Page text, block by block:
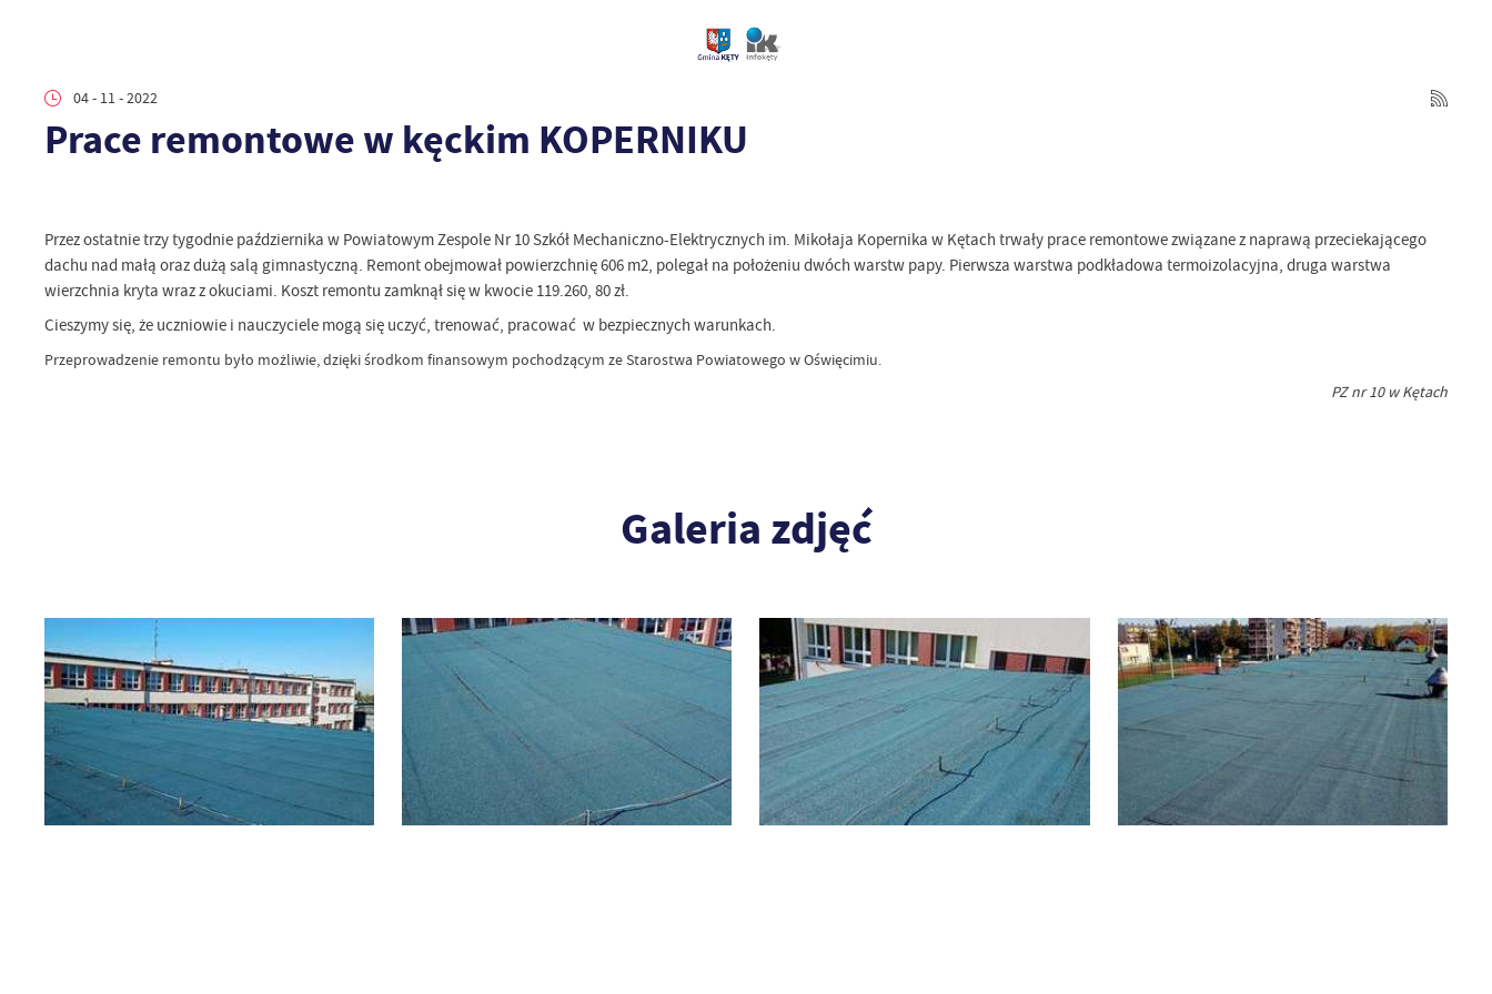
04 - 11 - 2022
Prace remontowe w kęckim KOPERNIKU
Przez ostatnie trzy tygodnie października w Powiatowym Zespole Nr 10 Szkół Mechaniczno-Elektrycznych im. Mikołaja Kopernika w Kętach trwały prace remontowe związane z naprawą przeciekającego
dachu nad małą oraz dużą salą gimnastyczną. Remont obejmował powierzchnię 606 m2, polegał na położeniu dwóch warstw papy. Pierwsza warstwa podkładowa termoizolacyjna, druga warstwa
wierzchnia kryta wraz z okuciami. Koszt remontu zamknął się w kwocie 119.260, 80 zł.
Cieszymy się, że uczniowie i nauczyciele mogą się uczyć, trenować, pracować w bezpiecznych warunkach.
Przeprowadzenie remontu było możliwie, dzięki środkom finansowym pochodzącym ze Starostwa Powiatowego w Oświęcimiu.
PZ nr 10 w Kętach
Galeria zdjęć